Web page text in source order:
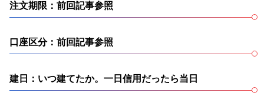
注文期限：前回記事参照
口座区分：前回記事参照
建日：いつ建てたか。一日信用だったら当日